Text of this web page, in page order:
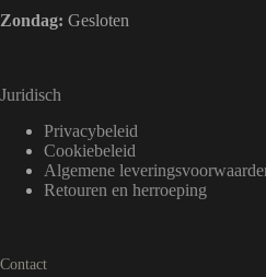
Zondag: Gesloten
Juridisch
Privacybeleid
Cookiebeleid
Algemene
Retouren en herroeping
Contact